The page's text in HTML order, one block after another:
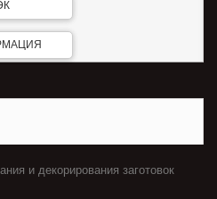
и декорирования заготовок